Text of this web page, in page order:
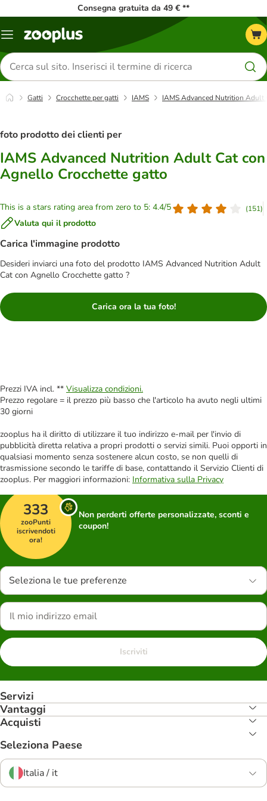
Consegna gratuita da 49 € **
Overview
Cerca
prodotti
Gatti Crocchette per gatti IAMS IAMS Advanced Nutrition
foto prodotto dei clienti per
IAMS Advanced Nutrition Adult Cat con
Agnello Crocchette gatto
This is a stars rating area from zero to 5: 4.4/5 (151)
Valuta qui il prodotto
Carica l'immagine prodotto
Desideri inviarci una foto del prodotto IAMS Advanced Nutrition Adult
Cat con Agnello Crocchette gatto ?
Carica ora la tua foto!
Prezzi IVA incl. ** Visualizza condizioni.
Prezzo regolare = il prezzo più basso che l'articolo ha avuto negli ultimi
30 giorni
zooplus ha il diritto di utilizzare il tuo indirizzo e-mail per l'invio di
pubblicità diretta relativa a propri prodotti o servizi simili. Puoi opporti in
qualsiasi momento senza sostenere alcun costo, se non quelli di
trasmissione secondo le tariffe di base, contattando il Servizio Clienti di
zooplus. Per maggiori informazioni: Informativa sulla Privacy
333
zooPunti
iscrivendoti
ora!
Non perderti offerte personalizzate, sconti e
coupon!
Seleziona le tue preferenze
Iscriviti
Servizi
Vantaggi
Acquisti
Seleziona Paese
Italia / it